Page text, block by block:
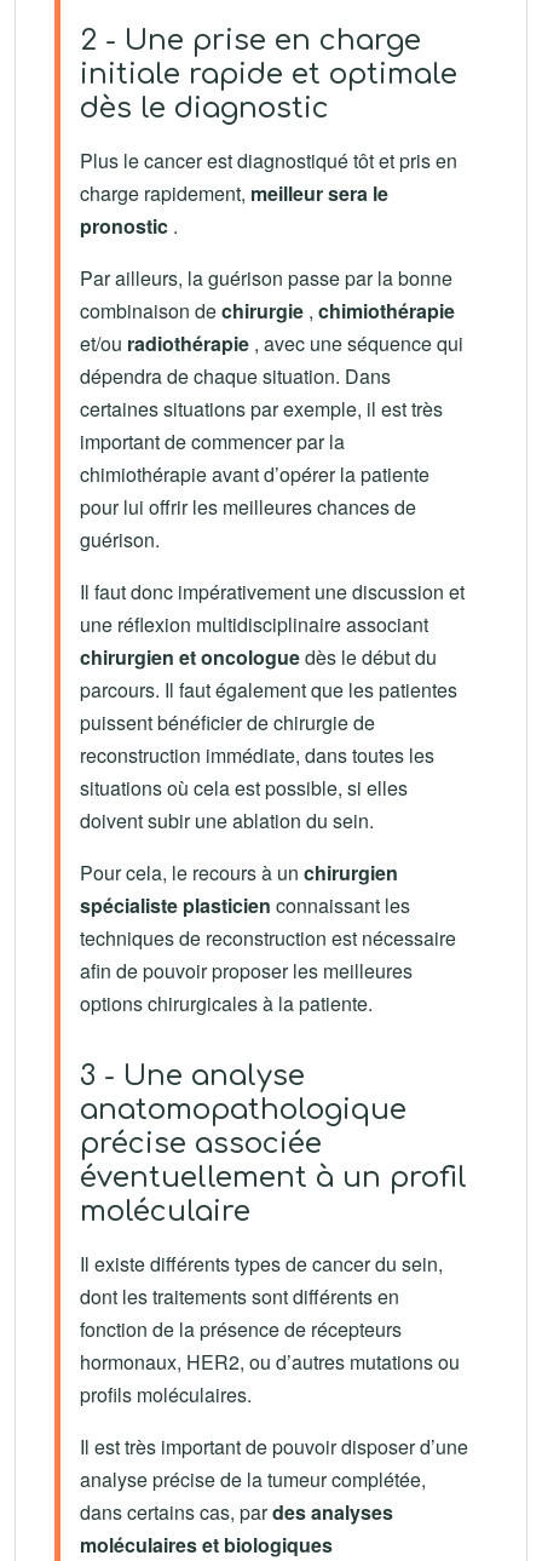
2 - Une prise en charge
initiale rapide et optimale
dès le diagnostic
Plus le cancer est diagnostiqué tôt et pris en
charge rapidement, meilleur sera le
pronostic .
Par ailleurs, la guérison passe par la bonne
combinaison dechirurgie , chimiothérapie
et/ou radiothérapie , avec une séquence qui
dépendra de chaque situation. Dans
certaines situations par exemple, il est très
important de commencer par la
chimiothérapie avant d’opérer la patiente
pour lui offrir les meilleures chances de
guérison.
Il faut donc impérativement une discussion et
une réflexion multidisciplinaire associant
chirurgien et oncologuedès le début du
parcours. Il faut également que les patientes
puissent bénéficier de chirurgie de
reconstruction immédiate, dans toutes les
situations où cela est possible, si elles
doivent subir une ablation du sein.
Pour cela, le recours à un chirurgien
spécialiste plasticien connaissant les
techniques de reconstruction est nécessaire
afin de pouvoir proposer les meilleures
options chirurgicales à la patiente.
3 - Une analyse
anatomopathologique
précise associée
éventuellement à un profil
moléculaire
Il existe différents types de cancer du sein,
dont les traitements sont différents en
fonction de la présence de récepteurs
hormonaux, HER2, ou d’autres mutations ou
profils moléculaires.
Il est très important de pouvoir disposer d’une
analyse précise de la tumeur complétée,
dans certains cas, pardes analyses
moléculaires et biologiques